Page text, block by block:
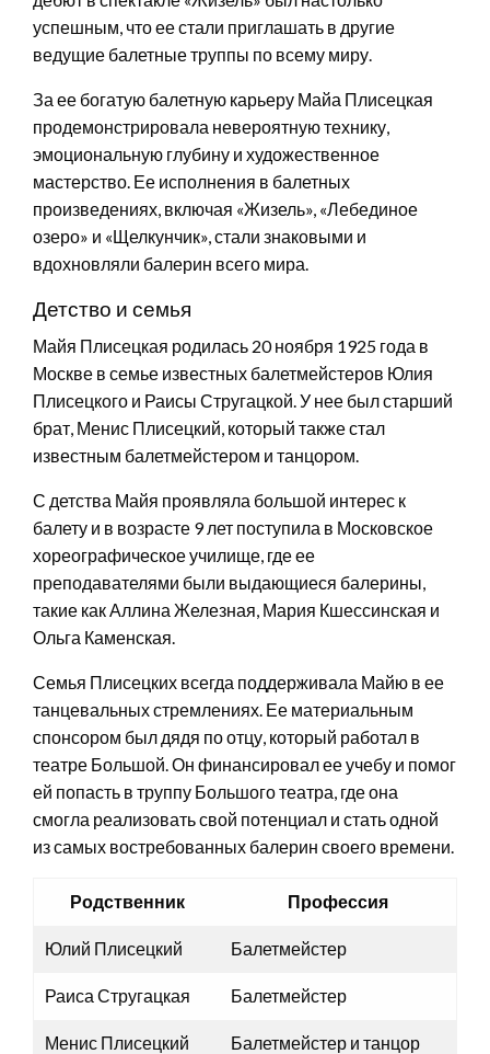
успешным, что ее стали приглашать в другие
ведущие балетные труппы по всему миру.
За ее богатую балетную карьеру Майа Плисецкая
продемонстрировала невероятную технику,
эмоциональную глубину и художественное
мастерство. Ее исполнения в балетных
произведениях, включая «Жизель», «Лебединое
озеро» и «Щелкунчик», стали знаковыми и
вдохновляли балерин всего мира.
Детство и семья
Майя Плисецкая родилась 20 ноября 1925 года в
Москве в семье известных балетмейстеров Юлия
Плисецкого и Раисы Стругацкой. У нее был старший
брат, Менис Плисецкий, который также стал
известным балетмейстером и танцором.
С детства Майя проявляла большой интерес к
балету и в возрасте 9 лет поступила в Московское
хореографическое училище, где ее
преподавателями были выдающиеся балерины,
такие как Аллина Железная, Мария Кшессинская и
Ольга Каменская.
Семья Плисецких всегда поддерживала Майю в ее
танцевальных стремлениях. Ее материальным
спонсором был дядя по отцу, который работал в
театре Большой. Он финансировал ее учебу и помог
ей попасть в труппу Большого театра, где она
смогла реализовать свой потенциал и стать одной
из самых востребованных балерин своего времени.
Родственник Профессия
Юлий Плисецкий Балетмейстер
Раиса Стругацкая Балетмейстер
Менис Плисецкий Балетмейстер и танцор